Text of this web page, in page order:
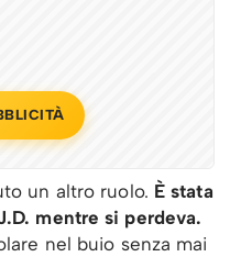
un altro ruolo. È stata
mentre si perdeva.
nel buio senza mai